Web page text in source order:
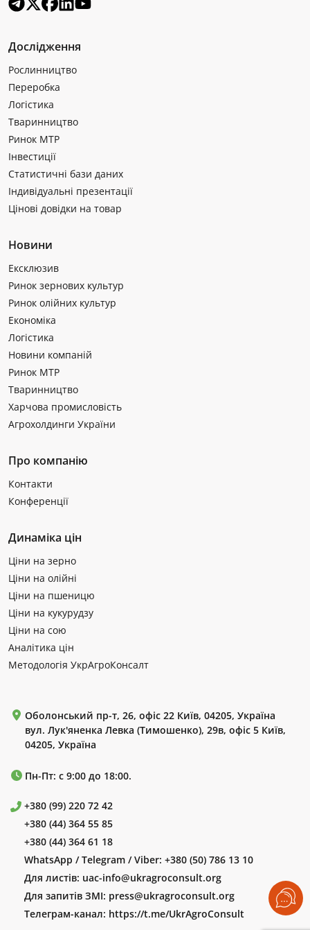
Дослідження
Рослинництво
Переробка
Логістика
Тваринництво
Ринок МТР
Інвестиції
Статистичні бази даних
Індивідуальні презентації
Цінові довідки на товар
Новини
Ексклюзив
Ринок зернових культур
Ринок олійних культур
Економіка
Логістика
Новини компаній
Ринок МТР
Тваринництво
Харчова промисловість
Агрохолдинги України
Про компанію
Контакти
Конференції
Динаміка цін
Ціни на зерно
Ціни на олійні
Ціни на пшеницю
Ціни на кукурудзу
Ціни на сою
Аналітика цін
Методологія УкрАгроКонсалт
Оболонський пр-т, 26, офіс 22 Київ, 04205, Україна
вул. Лук'яненка Левка (Тимошенко), 29в, офіс 5 Київ,
04205, Україна
Пн-Пт: с 9:00 до 18:00.
+380 (99) 220 72 42
+380 (44) 364 55 85
+380 (44) 364 61 18
WhatsApp / Telegram / Viber: +380 (50) 786 13 10
Для листів: uac-info@ukragroconsult.org
Для запитів ЗМІ: press@ukragroconsult.org
Телеграм-канал: https://t.me/UkrAgroConsult